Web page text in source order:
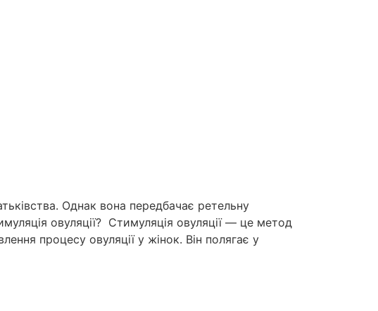
Однак вона передбачає ретельну
овуляції? Стимуляція овуляції — це метод
процесу овуляції у жінок. Він полягає у